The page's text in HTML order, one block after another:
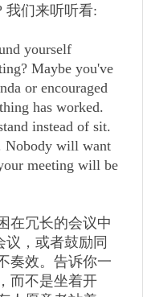
我们来听听看:
yourself
Maybe you've
or encouraged
has worked.
instead of sit.
Nobody will want
meeting will be
在冗长的会议中
，或者鼓励同
奏效。告诉你一
而不是坐着开